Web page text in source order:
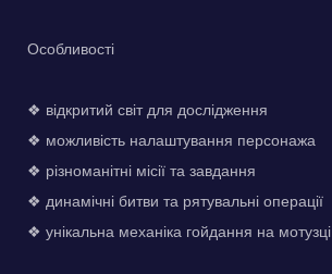
Особливості
❖ відкритий світ для дослідження
❖ можливість налаштування персонажа
❖ різноманітні місії та завдання
❖ динамічні битви та рятувальні операції
❖ унікальна механіка гойдання на мотузці